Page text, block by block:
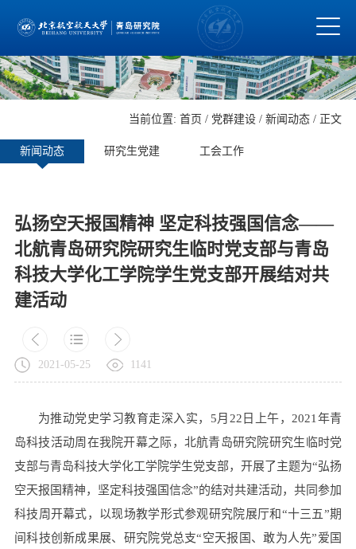
当前位置:首页 / 党群建设 /新闻动态 / 正文
新闻动态 研究生党建 工会工作
弘扬空天报国精神 坚定科技强国信念——
北航青岛研究院研究生临时党支部与青岛
科技大学化工学院学生党支部开展结对共
建活动
2021-05-25 1141
为推动党史学习教育走深入实，5月22日上午，2021年青
岛科技活动周在我院开幕之际，北航青岛研究院研究生临时党
支部与青岛科技大学化工学院学生党支部，开展了主题为“弘扬
空天报国精神，坚定科技强国信念”的结对共建活动，共同参加
科技周开幕式，以现场教学形式参观研究院展厅和“十三五”期
间科技创新成果展、研究院党总支“空天报国、敢为人先”爱国